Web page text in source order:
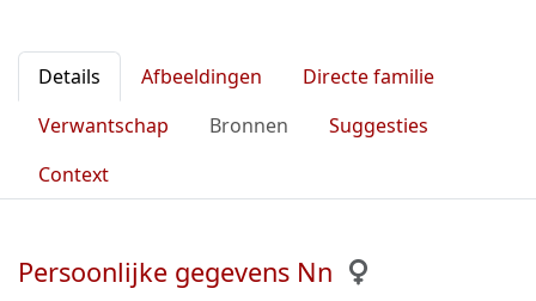
Details Afbeeldingen
Directe familie
Verwantschap
Bronnen
Suggesties
Context
Persoonlijke gegevens Nn